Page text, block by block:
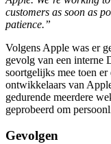
customers as soon as
patience.”
Volgens Apple was er
gevolg van een interne
soortgelijks mee toen
ontwikkelaars van
gedurende meerdere
geprobeerd om
Gevolgen